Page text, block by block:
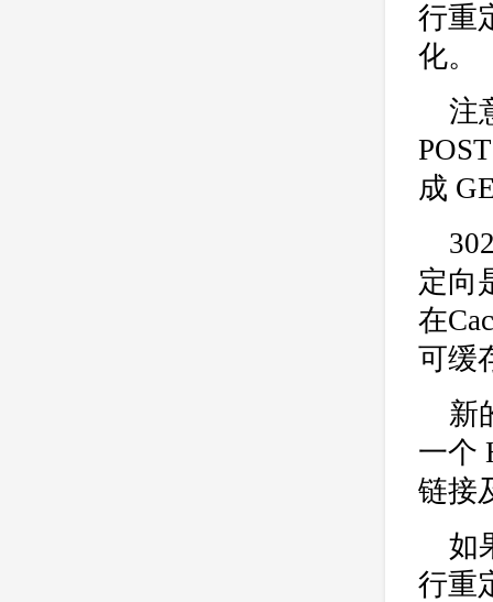
行重
化。
注
成
定向
在
可缓
新
一个
链接
如
行重